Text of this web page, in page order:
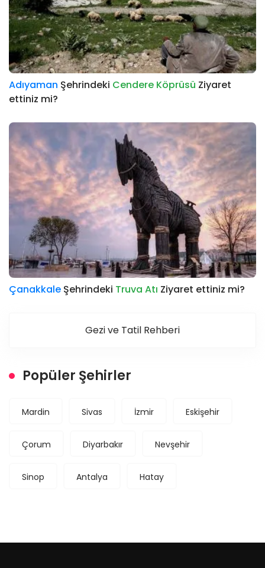
Adıyaman Şehrindeki Cendere Köprüsü Ziyaret
ettiniz mi?
Çanakkale Şehrindeki Truva Atı Ziyaret ettiniz mi?
Gezi ve Tatil Rehberi
Popüler Şehirler
Mardin Sivas İzmir Eskişehir
Çorum Diyarbakır Nevşehir
Sinop Antalya Hatay